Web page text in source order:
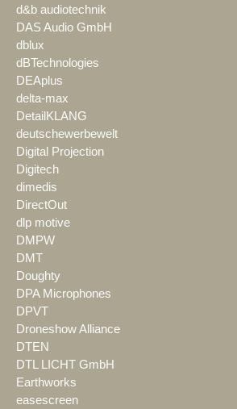
d&b audiotechnik
DAS Audio GmbH
dblux
dBTechnologies
DEAplus
delta-max
DetailKLANG
deutschewerbewelt
Digital Projection
Digitech
dimedis
DirectOut
dlp motive
DMPW
DMT
Doughty
DPA Microphones
DPVT
Droneshow Alliance
DTEN
DTL LICHT GmbH
Earthworks
easescreen